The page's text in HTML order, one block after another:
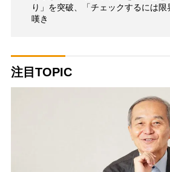
り」を突破、「チェックするには
嘆き
注目TOPIC